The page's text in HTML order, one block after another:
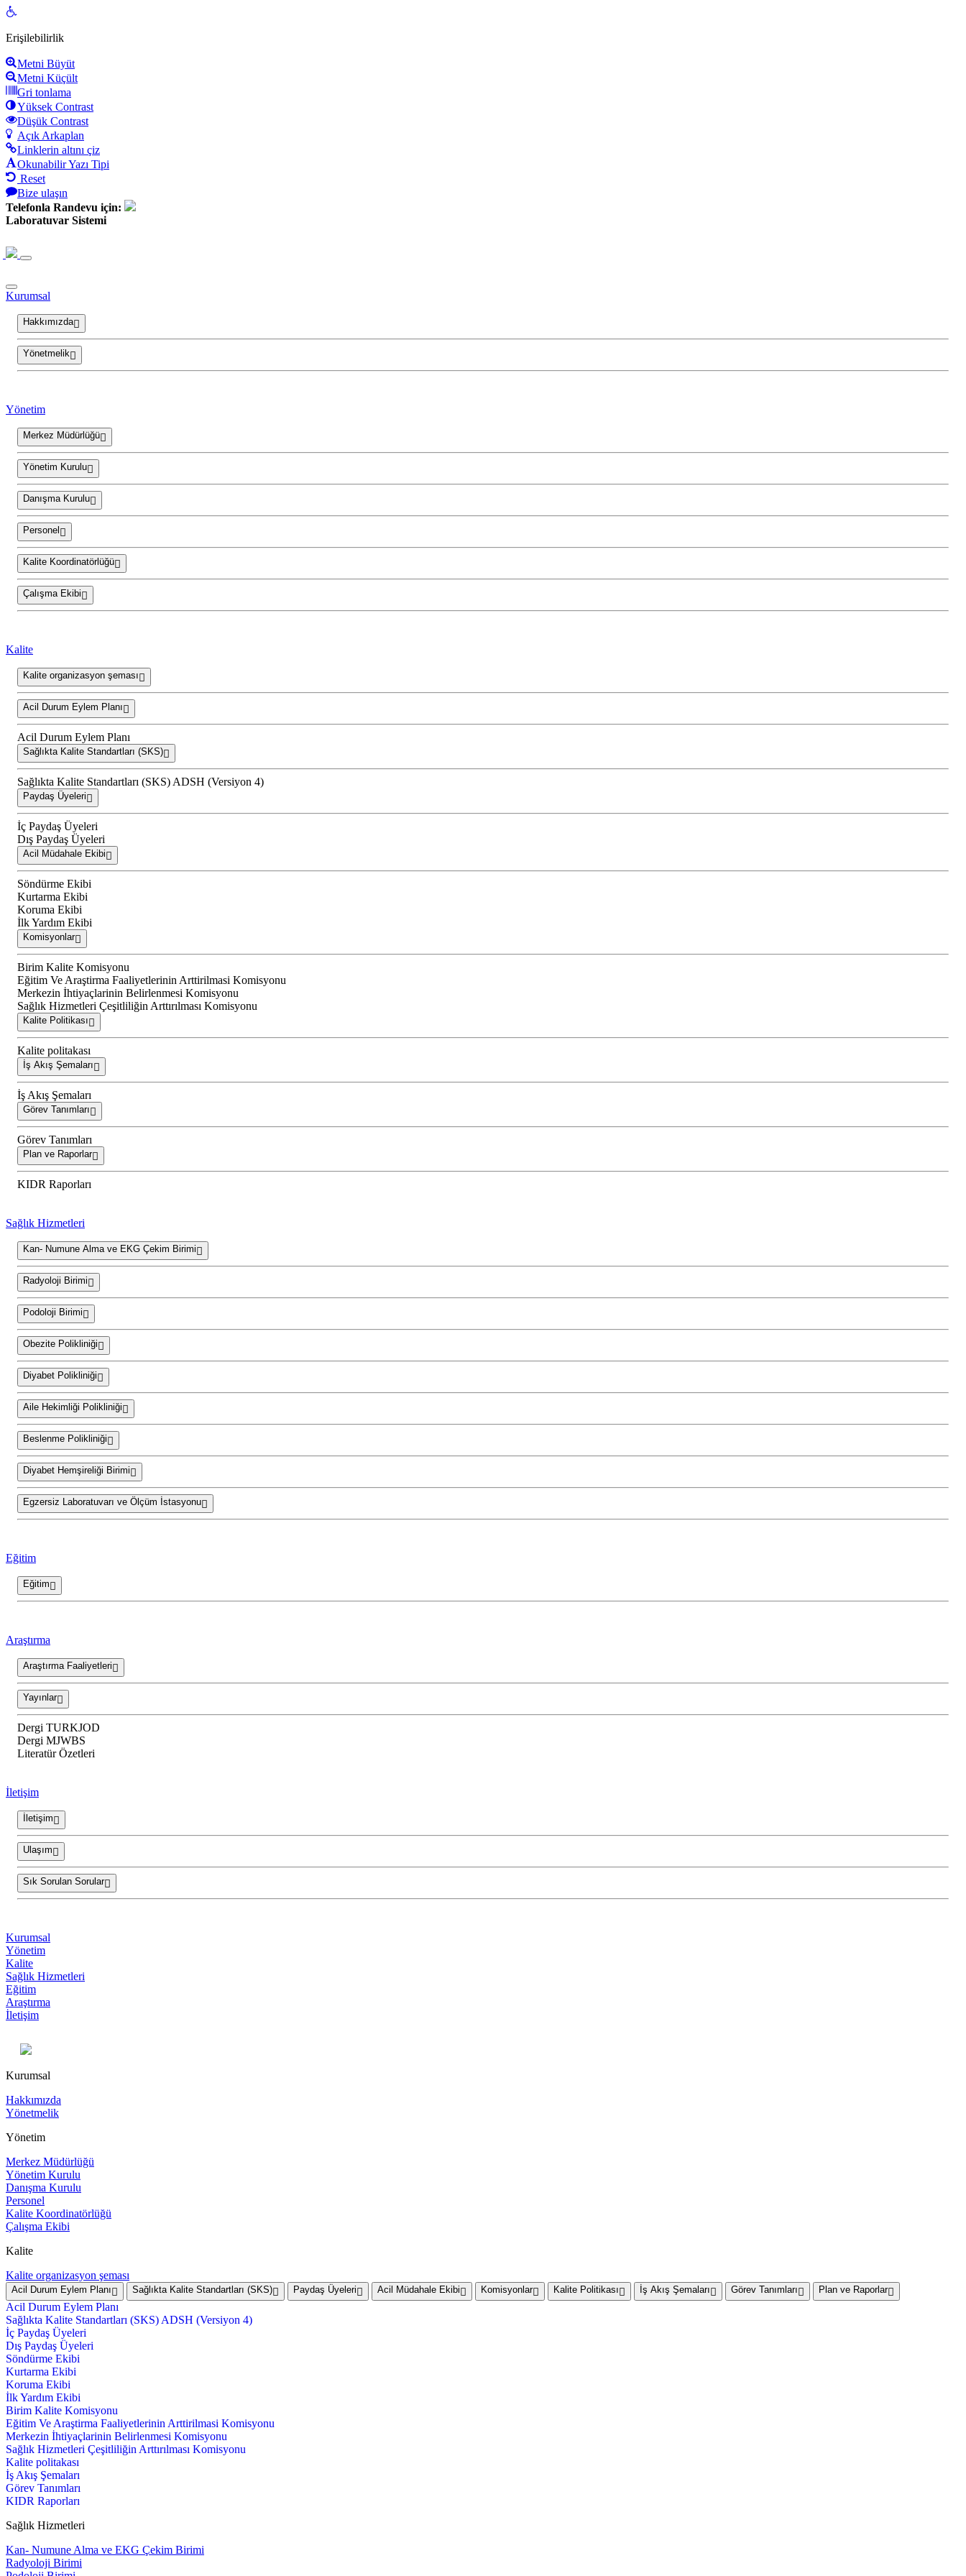
Open
Erişilebilirlik
Metni Büyüt
Metni Küçült
Gri tonlama
Yüksek Contrast
Düşük Contrast
Açık Arkaplan
Linklerin altını çiz
Okunabilir Yazı Tipi
Reset
Bize ulaşın
Telefonla Randevu için:
Laboratuvar Sistemi
Kurumsal
Hakkımızda
Yönetmelik
Yönetim
Merkez Müdürlüğü
Yönetim Kurulu
Danışma Kurulu
Personel
Kalite Koordinatörlüğü
Çalışma Ekibi
Kalite
Kalite organizasyon şeması
Acil Durum Eylem Planı
Acil Durum Eylem Planı
Sağlıkta Kalite Standartları (SKS)
Sağlıkta Kalite Standartları (SKS) ADSH (Versiyon 4)
Paydaş Üyeleri
İç Paydaş Üyeleri
Dış Paydaş Üyeleri
Acil Müdahale Ekibi
Söndürme Ekibi
Kurtarma Ekibi
Koruma Ekibi
İlk Yardım Ekibi
Komisyonlar
Birim Kalite Komisyonu
Eğitim Ve Araştirma Faaliyetlerinin Arttirilmasi Komisyonu
Merkezin İhtiyaçlarinin Belirlenmesi Komisyonu
Sağlık Hizmetleri Çeşitliliğin Arttırılması Komisyonu
Kalite Politikası
Kalite politakası
İş Akış Şemaları
İş Akış Şemaları
Görev Tanımları
Görev Tanımları
Plan ve Raporlar
KIDR Raporları
Sağlık Hizmetleri
Kan- Numune Alma ve EKG Çekim Birimi
Radyoloji Birimi
Podoloji Birimi
Obezite Polikliniği
Diyabet Polikliniği
Aile Hekimliği Polikliniği
Beslenme Polikliniği
Diyabet Hemşireliği Birimi
Egzersiz Laboratuvarı ve Ölçüm İstasyonu
Eğitim
Eğitim
Araştırma
Araştırma Faaliyetleri
Yayınlar
Dergi TURKJOD
Dergi MJWBS
Literatür Özetleri
İletişim
İletişim
Ulaşım
Sık Sorulan Sorular
Kurumsal
Yönetim
Kalite
Sağlık Hizmetleri
Eğitim
Araştırma
İletişim
Kurumsal
Hakkımızda
Yönetmelik
Yönetim
Merkez Müdürlüğü
Yönetim Kurulu
Danışma Kurulu
Personel
Kalite Koordinatörlüğü
Çalışma Ekibi
Kalite
Kalite organizasyon şeması
Acil Durum Eylem Planı Sağlıkta Kalite Standartları (SKS) Paydaş Üyeleri Acil Müdahale Ekibi Komisyonlar Kalite Politikası İş Akış Şemaları Görev Tanımları Plan ve Raporlar
Acil Durum Eylem Planı
Sağlıkta Kalite Standartları (SKS) ADSH (Versiyon 4)
İç Paydaş Üyeleri
Dış Paydaş Üyeleri
Söndürme Ekibi
Kurtarma Ekibi
Koruma Ekibi
İlk Yardım Ekibi
Birim Kalite Komisyonu
Eğitim Ve Araştirma Faaliyetlerinin Arttirilmasi Komisyonu
Merkezin İhtiyaçlarinin Belirlenmesi Komisyonu
Sağlık Hizmetleri Çeşitliliğin Arttırılması Komisyonu
Kalite politakası
İş Akış Şemaları
Görev Tanımları
KIDR Raporları
Sağlık Hizmetleri
Kan- Numune Alma ve EKG Çekim Birimi
Radyoloji Birimi